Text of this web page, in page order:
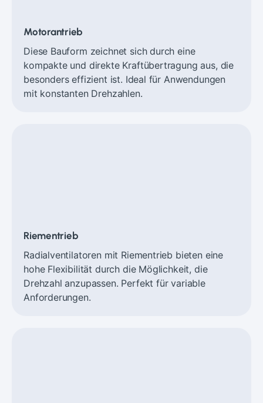
Motorantrieb
Diese Bauform zeichnet sich durch eine
kompakte und direkte Kraftübertragung aus, die
besonders effizient ist. Ideal für Anwendungen
mit konstanten Drehzahlen.
Riementrieb
Radialventilatoren mit Riementrieb bieten eine
hohe Flexibilität durch die Möglichkeit, die
Drehzahl anzupassen. Perfekt für variable
Anforderungen.